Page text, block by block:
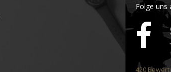
Folge uns
420